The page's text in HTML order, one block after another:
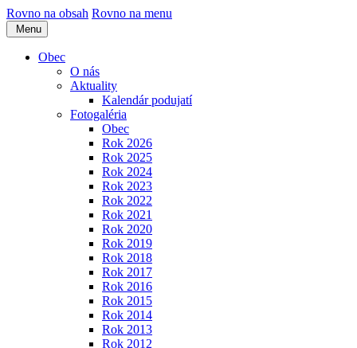
Rovno na obsah Rovno na menu
Menu
Obec
O nás
Aktuality
Kalendár podujatí
Fotogaléria
Obec
Rok 2026
Rok 2025
Rok 2024
Rok 2023
Rok 2022
Rok 2021
Rok 2020
Rok 2019
Rok 2018
Rok 2017
Rok 2016
Rok 2015
Rok 2014
Rok 2013
Rok 2012